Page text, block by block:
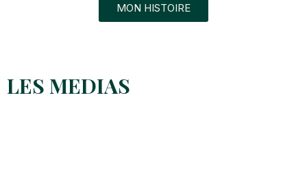
MON HISTOIRE
LES MEDIAS